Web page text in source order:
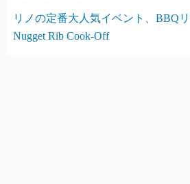
リノの定番大人気イベント、BBQ
Nugget Rib Cook-Off